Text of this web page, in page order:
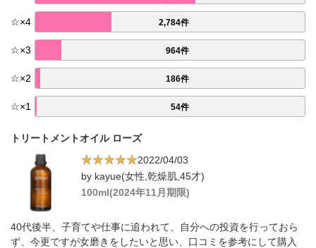
☆×4 2,784件
☆×3 964件
☆×2 186件
☆×1 54件
トリートメントオイル ローズ
2022/04/03
by kayue(女性,乾燥肌,45才)
100ml(2024年11月期限)
40代後半、子育てや仕事に追われて、自分への投資を行っておら
ず、今更ですが女磨きをしたいと思い、口コミを参考にして購入